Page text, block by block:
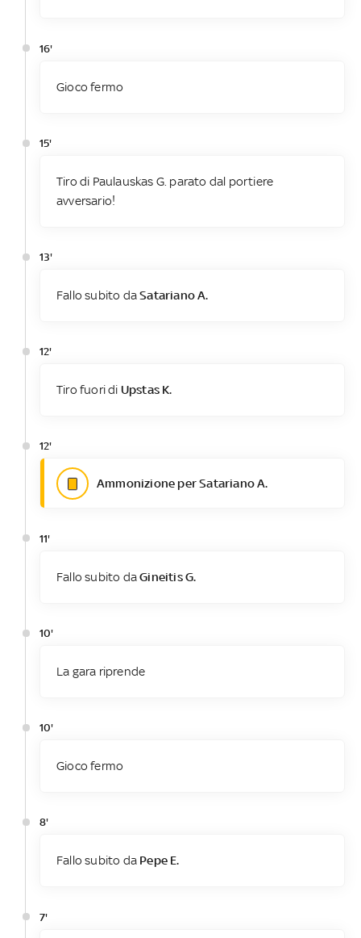
16'
Gioco fermo
15'
Tiro di Paulauskas G. parato dal portiere
avversario!
13'
Fallo subito daSatariano A.
12'
Tiro fuori di Upstas K.
12'
Ammonizione per Satariano A.
11'
Fallo subito daGineitis G.
10'
La gara riprende
10'
Gioco fermo
8'
Fallo subito da Pepe E.
7'